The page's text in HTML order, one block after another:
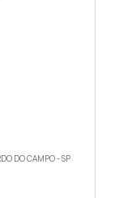
DO CAMPO - SP